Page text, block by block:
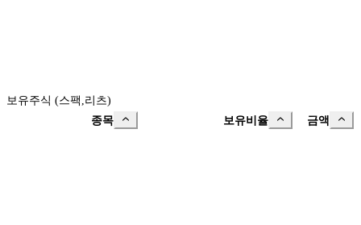
보유주식 (스팩,리츠)
종목
보유비율 금액